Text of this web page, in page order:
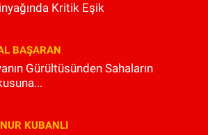
Kritik Eşik
BAŞARAN
Gürültüsünden Sahaların
KUBANLI